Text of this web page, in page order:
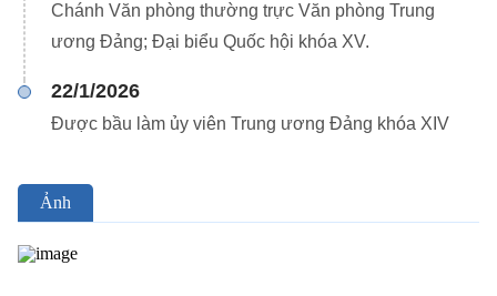
Chánh Văn phòng thường trực Văn phòng Trung
ương Đảng; Đại biểu Quốc hội khóa XV.
22/1/2026
Được bầu làm ủy viên Trung ương Đảng khóa XIV
Ảnh